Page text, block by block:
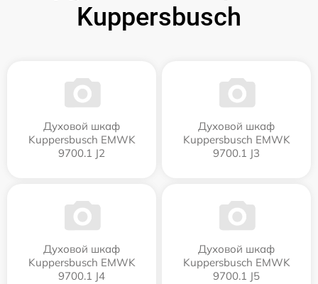
Kuppersbusch
Духовой шкаф
Kuppersbusch EMWK
9700.1 J2
Духовой шкаф
Kuppersbusch EMWK
9700.1 J3
Духовой шкаф
Kuppersbusch EMWK
9700.1 J4
Духовой шкаф
Kuppersbusch EMWK
9700.1 J5